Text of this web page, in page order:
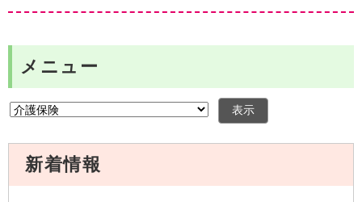
メニュー
表示
新着情報